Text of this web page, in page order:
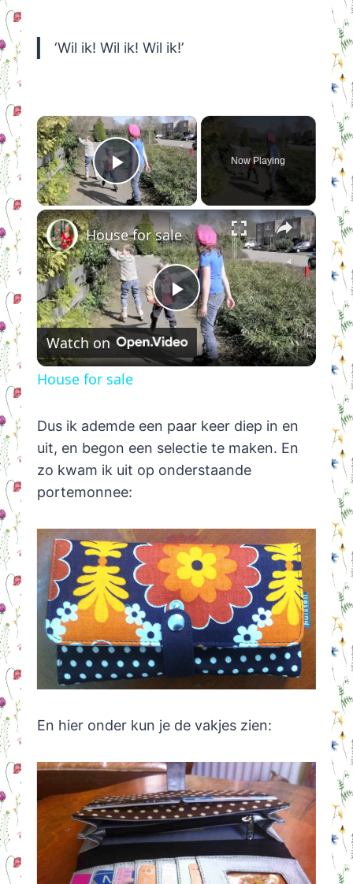
‘Wil ik! Wil ik! Wil ik!’
×
Play Video
Now Playing
×
Play
Video
House for sale
Watch on
House for sale
Dus ik ademde een paar keer diep in en
uit, en begon een selectie te maken. En
zo kwam ik uit op onderstaande
portemonnee:
En hier onder kun je de vakjes zien: